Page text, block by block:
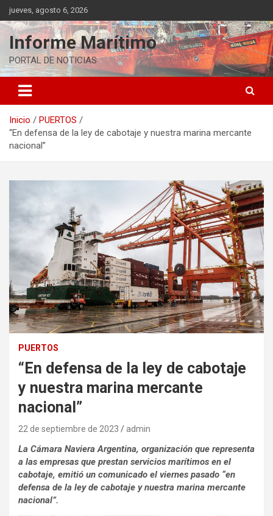
Saltar
al
contenido
jueves, agosto 6, 2026
Informe Marítimo
PORTAL DE NOTICIAS
Inicio
PUERTOS
“En defensa de la ley de cabotaje y nuestra marina mercante
nacional”
PUERTOS
“En defensa de la ley de cabotaje
y nuestra marina mercante
nacional”
22 de septiembre de 2023 admin
La Cámara Naviera Argentina, organización que representa
a las empresas que prestan servicios marítimos en el
cabotaje, emitió un comunicado el viernes pasado “en
defensa de la ley de cabotaje y nuestra marina mercante
nacional”.